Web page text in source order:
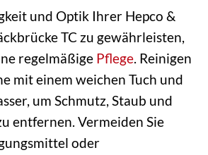
und Optik Ihrer Hepco &
TC zu gewährleisten,
regelmäßige Pflege. Reinigen
mit einem weichen Tuch und
um Schmutz, Staub und
entfernen. Vermeiden Sie
oder